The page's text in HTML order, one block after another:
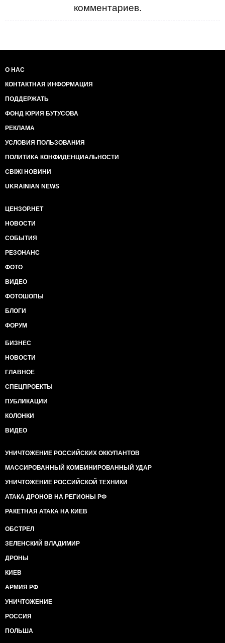
комментариев.
О НАС
КОНТАКТНАЯ ИНФОРМАЦИЯ
ПОДДЕРЖАТЬ
ФОНД ЮРИЯ БУТУСОВА
РЕКЛАМА
УСЛОВИЯ ПОЛЬЗОВАНИЯ
ПОЛИТИКА КОНФИДЕНЦИАЛЬНОСТИ
СВІЖІ НОВИНИ
UKRAINIAN NEWS
ЦЕНЗОР.НЕТ
НОВОСТИ
СОБЫТИЯ
РЕЗОНАНС
ФОТО
ВИДЕО
ФОТОШОПЫ
БЛОГИ
ФОРУМ
БИЗНЕС
НОВОСТИ
ГЛАВНОЕ
СПЕЦПРОЕКТЫ
ПУБЛИКАЦИИ
КОЛОНКИ
ВИДЕО
УНИЧТОЖЕНИЕ РОССИЙСКИХ ОККУПАНТОВ
МАССИРОВАННЫЙ КОМБИНИРОВАННЫЙ УДАР
УНИЧТОЖЕНИЕ РОССИЙСКОЙ ТЕХНИКИ
АТАКА ДРОНОВ НА РЕГИОНЫ РФ
РАКЕТНАЯ АТАКА НА КИЕВ
ОБСТРЕЛ
ЗЕЛЕНСКИЙ ВЛАДИМИР
ДРОНЫ
КИЕВ
АРМИЯ РФ
УНИЧТОЖЕНИЕ
РОССИЯ
ПОЛЬША